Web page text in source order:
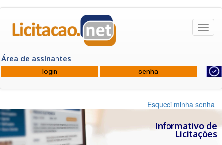
Área de assinantes
Esqueci minha senha
Informativo de
Licitações